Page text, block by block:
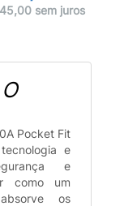
sem juros
Pocket Fit
e
e
como um
os